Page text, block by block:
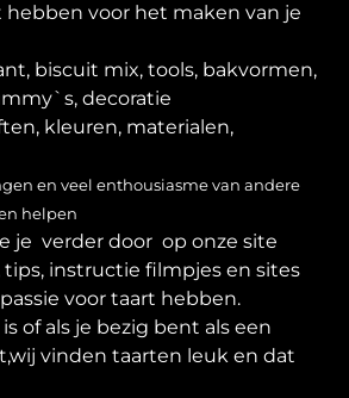
hebben voor het maken van je
biscuit mix, tools, bakvormen,
decoratie
kleuren, materialen,
en veel enthousiasme van andere
helpen
je verder door op onze site
instructie filmpjes en sites
voor taart hebben.
of als je bezig bent als een
vinden taarten leuk en dat